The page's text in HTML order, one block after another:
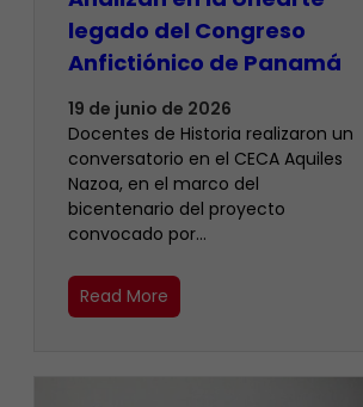
legado del Congreso
Anfictiónico de Panamá
19 de junio de 2026
Docentes de Historia realizaron un
conversatorio en el CECA Aquiles
Nazoa, en el marco del
bicentenario del proyecto
convocado por…
Read More